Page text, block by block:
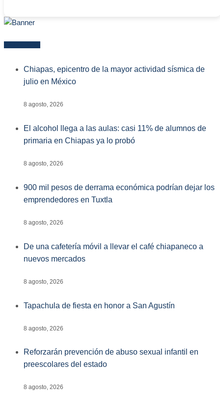
Chiapas, epicentro de la mayor actividad sísmica de
julio en México
8 agosto, 2026
El alcohol llega a las aulas: casi 11% de alumnos de
primaria en Chiapas ya lo probó
8 agosto, 2026
900 mil pesos de derrama económica podrían dejar los
emprendedores en Tuxtla
8 agosto, 2026
De una cafetería móvil a llevar el café chiapaneco a
nuevos mercados
8 agosto, 2026
Tapachula de fiesta en honor a San Agustín
8 agosto, 2026
Reforzarán prevención de abuso sexual infantil en
preescolares del estado
8 agosto, 2026